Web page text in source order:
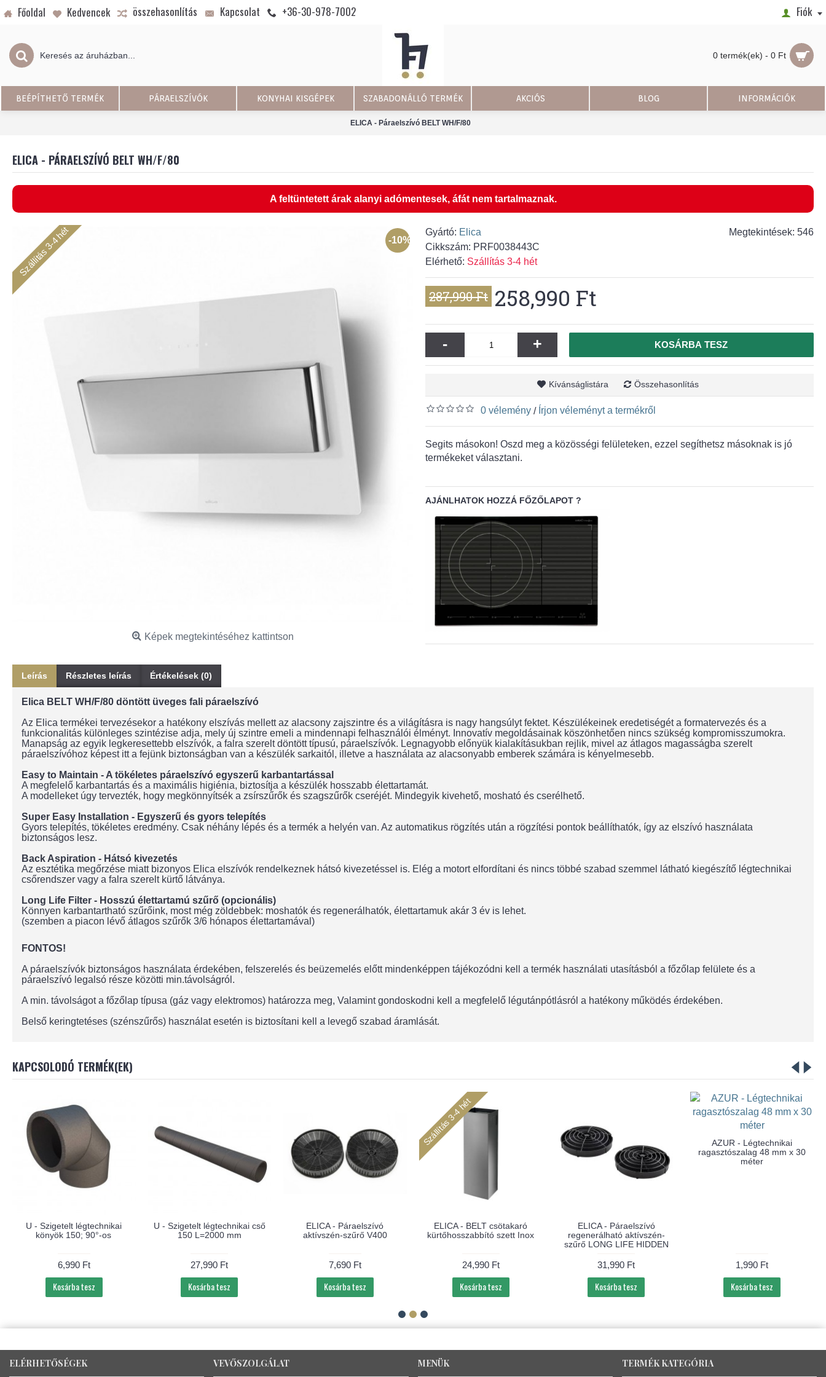
Főoldal Kedvencek összehasonlítás Kapcsolat +36-30-978-7002 Fiók
0 termék(ek) - 0 Ft
BEÉPÍTHETŐ TERMÉK PÁRAELSZÍVÓK KONYHAI KISGÉPEK SZABADONÁLLÓ TERMÉK AKCIÓS BLOG INFORMÁCIÓK
ELICA - Páraelszívó BELT WH/F/80
ELICA - PÁRAELSZÍVÓ BELT WH/F/80
A feltüntetett árak alanyi adómentesek, áfát nem tartalmaznak.
-10%
Szállítás 3-4 hét
Képek megtekintéséhez kattintson
Megtekintések: 546
Gyártó: Elica
Cikkszám: PRF0038443C
Elérhető: Szállítás 3-4 hét
287,990 Ft 258,990 Ft
- + KOSÁRBA TESZ
Kívánságlistára Összehasonlítás
0 vélemény / Írjon véleményt a termékről
Segits másokon! Oszd meg a közösségi felületeken, ezzel segíthetsz másoknak is jó
termékeket választani.
AJÁNLHATOK HOZZÁ FŐZŐLAPOT ?
Leírás Részletes leírás Értékelések (0)
Elica BELT WH/F/80 döntött üveges fali páraelszívó
Az Elica termékei tervezésekor a hatékony elszívás mellett az alacsony zajszintre és a világításra is nagy hangsúlyt fektet. Készülékeinek eredetiségét a formatervezés és a
funkcionalitás különleges szintézise adja, mely új szintre emeli a mindennapi felhasználói élményt. Innovatív megoldásainak köszönhetően nincs szükség kompromisszumokra.
Manapság az egyik legkeresettebb elszívók, a falra szerelt döntött típusú, páraelszívók. Legnagyobb előnyük kialakításukban rejlik, mivel az átlagos magasságba szerelt
páraelszívóhoz képest itt a fejünk biztonságban van a készülék sarkaitól, illetve a használata az alacsonyabb emberek számára is kényelmesebb.
Easy to Maintain - A tökéletes páraelszívó egyszerű karbantartással
A megfelelő karbantartás és a maximális higiénia, biztosítja a készülék hosszabb élettartamát.
A modelleket úgy tervezték, hogy megkönnyítsék a zsírszűrők és szagszűrők cseréjét. Mindegyik kivehető, mosható és cserélhető.
Super Easy Installation - Egyszerű és gyors telepítés
Gyors telepítés, tökéletes eredmény. Csak néhány lépés és a termék a helyén van. Az automatikus rögzítés után a rögzítési pontok beállíthatók, így az elszívó használata
biztonságos lesz.
Back Aspiration - Hátsó kivezetés
Az esztétika megőrzése miatt bizonyos Elica elszívók rendelkeznek hátsó kivezetéssel is. Elég a motort elfordítani és nincs többé szabad szemmel látható kiegészítő légtechnikai
csőrendszer vagy a falra szerelt kürtő látványa.
Long Life Filter - Hosszú élettartamú szűrő (opcionális)
Könnyen karbantartható szűrőink, most még zöldebbek: moshatók és regenerálhatók, élettartamuk akár 3 év is lehet.
(szemben a piacon lévő átlagos szűrők 3/6 hónapos élettartamával)
FONTOS!
A páraelszívók biztonságos használata érdekében, felszerelés és beüzemelés előtt mindenképpen tájékozódni kell a termék használati utasításból a főzőlap felülete és a
páraelszívó legalsó része közötti min.távolságról.
A min. távolságot a főzőlap típusa (gáz vagy elektromos) határozza meg, Valamint gondoskodni kell a megfelelő légutánpótlásról a hatékony működés érdekében.
Belső keringtetéses (szénszűrős) használat esetén is biztosítani kell a levegő szabad áramlását.
KAPCSOLODÓ TERMÉK(EK)
U - Szigetelt légtechnikai
könyök 150; 90°-os
6,990 Ft
Kosárba tesz
U - Szigetelt légtechnikai cső
150 L=2000 mm
27,990 Ft
Kosárba tesz
ELICA - Páraelszívó
aktívszén-szűrő V400
7,690 Ft
Kosárba tesz
Szállítás 3-4 hét
ELICA - BELT csötakaró
kürtőhosszabbító szett Inox
24,990 Ft
Kosárba tesz
ELICA - Páraelszívó
regenerálható aktívszén-
szűrő LONG LIFE HIDDEN
31,990 Ft
Kosárba tesz
AZUR - Légtechnikai
ragasztószalag 48 mm x 30
méter
1,990 Ft
Kosárba tesz
ELÉRHETŐSÉGEK VEVŐSZOLGÁLAT MENÜK TERMÉK KATEGÓRIA